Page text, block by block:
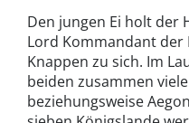
Den jungen Ei holt der
Lord Kommandant der
Knappen zu sich. Im
beiden zusammen
beziehungsweise